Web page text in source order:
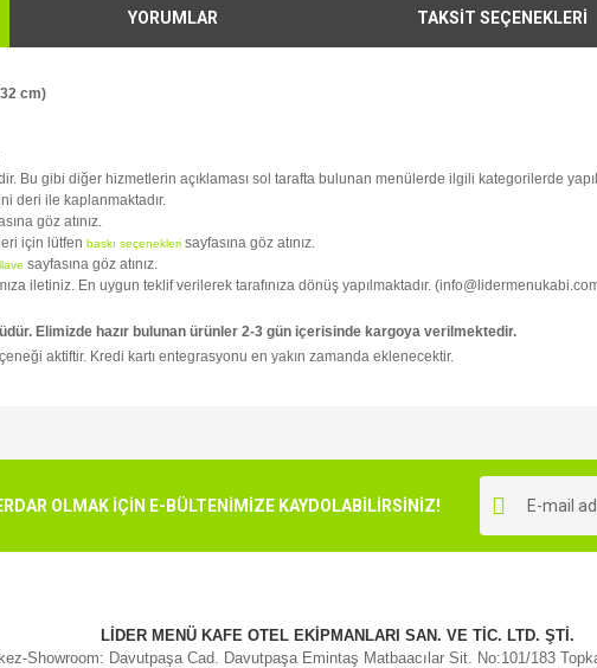
YORUMLAR TAKSİT SEÇENEKLERİ
cm)
Bu gibi diğer hizmetlerin açıklaması sol tarafta bulunan menülerde ilgili kategorilerde
deri ile kaplanmaktadır.
göz atınız.
için lütfen baskı seçenekleri sayfasına göz atınız.
ilave sayfasına göz atınız.
iletiniz. En uygun teklif verilerek tarafınıza dönüş yapılmaktadır.
Elimizde hazır bulunan ürünler 2-3 gün içerisinde kargoya verilmektedir.
aktiftir. Kredi kartı entegrasyonu en yakın zamanda eklenecektir.
OLMAK İÇİN E-BÜLTENİMİZE KAYDOLABİLİRSİNİZ!
LİDER MENÜ KAFE OTEL EKİPMANLARI SAN. VE TİC. LTD. ŞTİ.
Showroom: Davutpaşa Cad. Davutpaşa Emintaş Matbaacılar Sit. No:101/183